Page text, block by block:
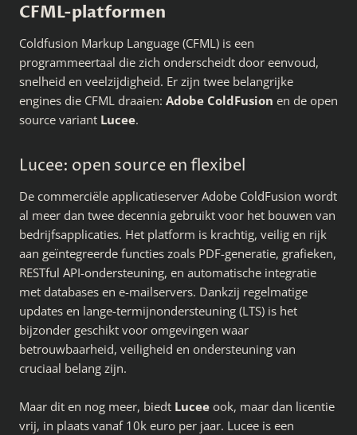
CFML-platformen
Coldfusion Markup Language (CFML) is een
programmeertaal die zich onderscheidt door eenvoud,
snelheid en veelzijdigheid. Er zijn twee belangrijke
engines die CFML draaien: Adobe ColdFusion en de open
source variant Lucee.
Lucee: open source en flexibel
De commerciële applicatieserver Adobe ColdFusion wordt
al meer dan twee decennia gebruikt voor het bouwen van
bedrijfsapplicaties. Het platform is krachtig, veilig en rijk
aan geïntegreerde functies zoals PDF-generatie, grafieken,
RESTful API-ondersteuning, en automatische integratie
met databases en e-mailservers. Dankzij regelmatige
updates en lange-termijnondersteuning (LTS) is het
bijzonder geschikt voor omgevingen waar
betrouwbaarheid, veiligheid en ondersteuning van
cruciaal belang zijn.
Maar dit en nog meer, biedt Lucee ook, maar dan licentie
vrij, in plaats vanaf 10k euro per jaar. Lucee is een